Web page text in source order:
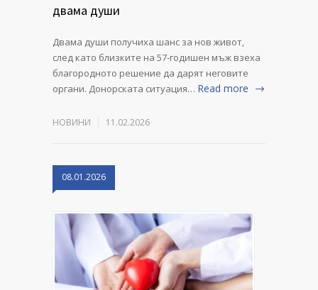
двама души
Двама души получиха шанс за нов живот,
след като близките на 57-годишен мъж взеха
благородното решение да дарят неговите
органи. Донорската ситуация… Read more
НОВИНИ 11.02.2026
08.01.2026